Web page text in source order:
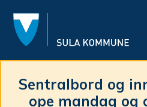
u
l
Sentralbord og
ope mandag og